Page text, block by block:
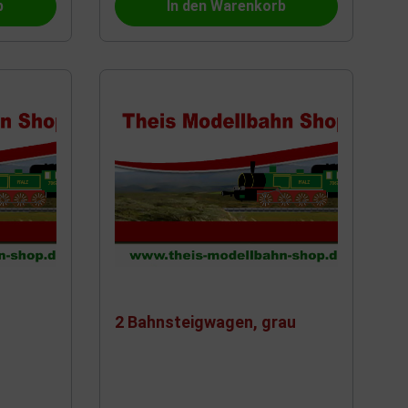
RailTop
Preiser
Uhlenbrock
Bachmann
In den Warenkorb
2 Bahnsteigwagen, grau